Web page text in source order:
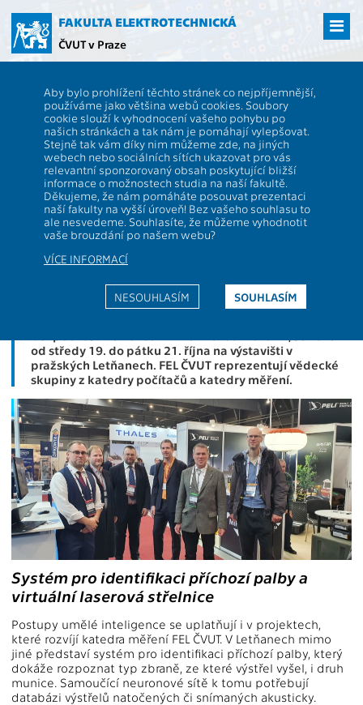
hlavní
obsah
FAKULTA ELEKTROTECHNICKÁ
ČVUT v Praze
Aby bylo prohlížení těchto stránek co nejpříjemnější,
používáme jako většina webů cookies. Soubory
cookie slouží k vyhodnocení vašeho pohybu po
našich stránkách a tak nám je pomáhají vylepšovat.
Stejně tak vám díky nim můžeme zde, na jiných
webech nebo sociálních sítích ukazovat pro vás
relevantní sponzorovaný obsah poskytující bližší
informace o možnostech studia na naší fakultě.
Děkujeme, že nám pomáháte posouvat prezentaci
naší fakulty na vyšší úroveň! Bez vašeho souhlasu to
ale nesvedeme. Souhlasíte, že můžeme vyhodnotit
vaše brouzdání po našem webu?
VÍCE INFORMACÍ
SOUHLASÍM
NESOUHLASÍM
platformy, systém identifikace palby i monitorování životních funkcí
FEL ČVUT na Future Forces Forum:
multirobotické platformy, systém
identifikace palby i monitorování
životních funkcí vojáků
bezpečnostních a vojenských institucí veřejného
Fakulty elektrotechnické ČVUT na mezinárodní výstavě
Future Forces Forum. Událost, která představuje
od středy 19. do pátku 21. října na výstavišti v
pražských Letňanech. FEL ČVUT reprezentují vědecké
skupiny z katedry počítačů a katedry měření.
Systém pro identifikaci příchozí palby a
virtuální laserová střelnice
Postupy umělé inteligence se uplatňují i v projektech,
které rozvíjí katedra měření FEL ČVUT. V Letňanech mimo
jiné představí systém pro identifikaci příchozí palby, který
dokáže rozpoznat typ zbraně, ze které výstřel vyšel, i druh
munice. Samoučící neuronové sítě k tomu potřebují
databázi výstřelů natočených či snímaných akusticky.